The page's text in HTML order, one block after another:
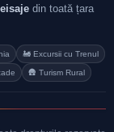
din toată țara
🚂 Excursii cu Trenul
🛖 Turism Rural